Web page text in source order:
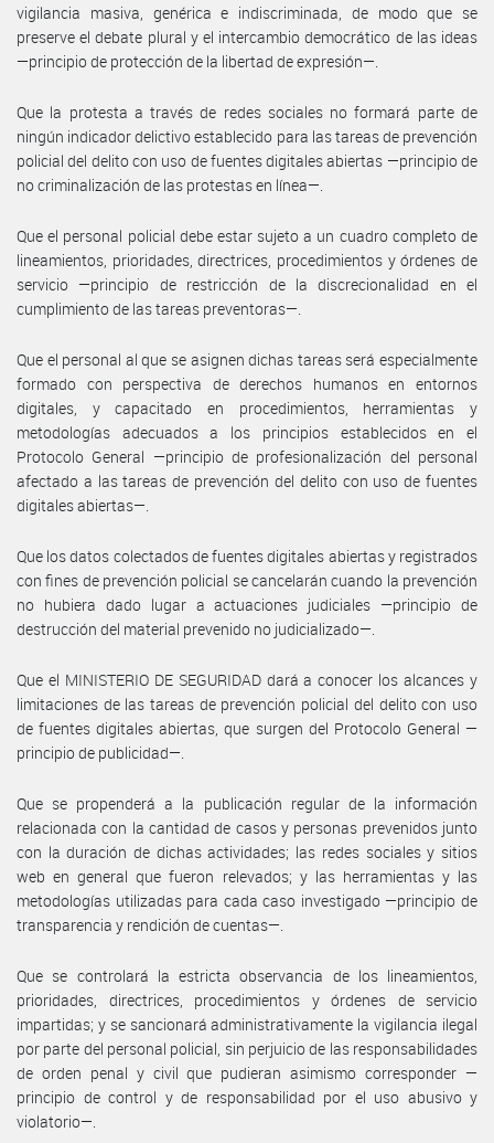
vigilancia masiva, genérica e indiscriminada, de modo que se
preserve el debate plural y el intercambio democrático de las ideas
—principio de protección de la libertad de expresión—.
Que la protesta a través de redes sociales no formará parte de
ningún indicador delictivo establecido para las tareas de prevención
policial del delito con uso de fuentes digitales abiertas —principio de
no criminalización de las protestas en línea—.
Que el personal policial debe estar sujeto a un cuadro completo de
lineamientos, prioridades, directrices, procedimientos y órdenes de
servicio —principio de restricción de la discrecionalidad en el
cumplimiento de las tareas preventoras—.
Que el personal al que se asignen dichas tareas será especialmente
formado con perspectiva de derechos humanos en entornos
digitales, y capacitado en procedimientos, herramientas y
metodologías adecuados a los principios establecidos en el
Protocolo General —principio de profesionalización del personal
afectado a las tareas de prevención del delito con uso de fuentes
digitales abiertas—.
Que los datos colectados de fuentes digitales abiertas y registrados
con fines de prevención policial se cancelarán cuando la prevención
no hubiera dado lugar a actuaciones judiciales —principio de
destrucción del material prevenido no judicializado—.
Que el MINISTERIO DE SEGURIDAD dará a conocer los alcances y
limitaciones de las tareas de prevención policial del delito con uso
de fuentes digitales abiertas, que surgen del Protocolo General —
principio de publicidad—.
Que se propenderá a la publicación regular de la información
relacionada con la cantidad de casos y personas prevenidos junto
con la duración de dichas actividades; las redes sociales y sitios
web en general que fueron relevados; y las herramientas y las
metodologías utilizadas para cada caso investigado —principio de
transparencia y rendición de cuentas—.
Que se controlará la estricta observancia de los lineamientos,
prioridades, directrices, procedimientos y órdenes de servicio
impartidas; y se sancionará administrativamente la vigilancia ilegal
por parte del personal policial, sin perjuicio de las responsabilidades
de orden penal y civil que pudieran asimismo corresponder —
principio de control y de responsabilidad por el uso abusivo y
violatorio—.